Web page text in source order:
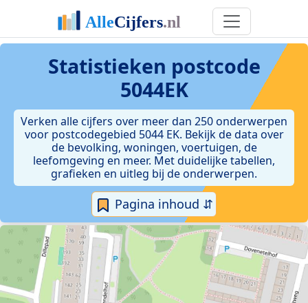
Statistieken postcode
5044EK
Verken alle cijfers over meer dan 250 onderwerpen
voor postcodegebied 5044 EK. Bekijk de data over
de bevolking, woningen, voertuigen, de
leefomgeving en meer. Met duidelijke tabellen,
grafieken en uitleg bij de onderwerpen.
Pagina inhoud ⇵